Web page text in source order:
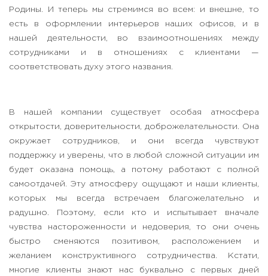
Родины. И теперь мы стремимся во всем: и внешне, то
есть в оформлении интерьеров наших офисов, и в
нашей деятельности, во взаимоотношениях между
сотрудниками и в отношениях с клиентами —
соответствовать духу этого названия.
В нашей компании существует особая атмосфера
открытости, доверительности, доброжелательности. Она
окружает сотрудников, и они всегда чувствуют
поддержку и уверены, что в любой сложной ситуации им
будет оказана помощь, а потому работают с полной
самоотдачей. Эту атмосферу ощущают и наши клиенты,
которых мы всегда встречаем благожелательно и
радушно. Поэтому, если кто и испытывает вначале
чувства настороженности и недоверия, то они очень
быстро сменяются позитивом, расположением и
желанием конструктивного сотрудничества. Кстати,
многие клиенты знают нас буквально с первых дней